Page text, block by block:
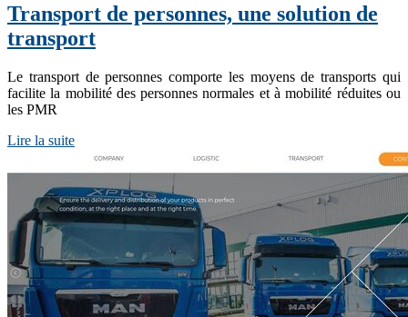
Transport de personnes, une solution de
transport
Le transport de personnes comporte les moyens de transports qui
facilite la mobilité des personnes normales et à mobilité réduites ou
les PMR
Lire la suite